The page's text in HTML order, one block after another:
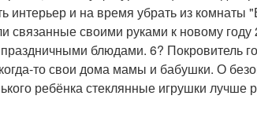
интерьер и на время убрать из
связанные своими руками к новому
блюдами. 6? Покровитель
то свои дома мамы и бабушки. О
ребёнка стеклянные игрушки лучше